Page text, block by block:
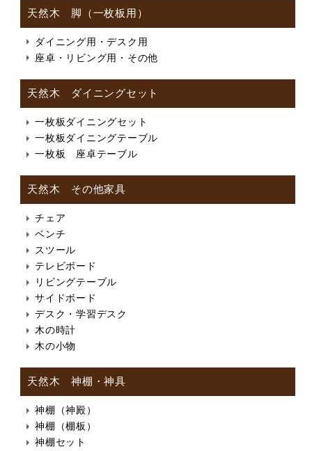
天然木 脚（一枚板用）
ダイニング用・デスク用
座卓・リビング用・その他
天然木 ダイニングセット
一枚板ダイニングセット
一枚板ダイニングテーブル
一枚板 座卓テーブル
天然木 その他家具
チェア
ベンチ
スツール
テレビボード
リビングテーブル
サイドボード
デスク・学習デスク
木の時計
木の小物
天然木 神棚・神具
神棚（神殿）
神棚（棚板）
神棚セット